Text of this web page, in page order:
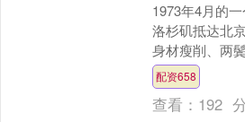
1973年4月的
洛杉矶抵达北
身材瘦削、两
上舷梯。随行
着“Chien-S....
配资658
查看： 192